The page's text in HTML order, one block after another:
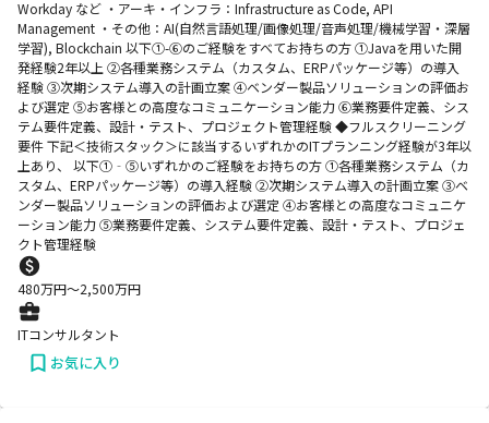
Workday など ・アーキ・インフラ：Infrastructure as Code, API
Management ・その他：AI(自然言語処理/画像処理/音声処理/機械学習・深層
学習), Blockchain 以下①-⑥のご経験をすべてお持ちの方 ①Javaを用いた開
発経験2年以上 ②各種業務システム（カスタム、ERPパッケージ等）の導入
経験 ③次期システム導入の計画立案 ④ベンダー製品ソリューションの評価お
よび選定 ⑤お客様との高度なコミュニケーション能力 ⑥業務要件定義、シス
テム要件定義、設計・テスト、プロジェクト管理経験 ◆フルスクリーニング
要件 下記＜技術スタック＞に該当するいずれかのITプランニング経験が3年以
上あり、 以下①‐⑤いずれかのご経験をお持ちの方 ①各種業務システム（カ
スタム、ERPパッケージ等）の導入経験 ②次期システム導入の計画立案 ③ベ
ンダー製品ソリューションの評価および選定 ④お客様との高度なコミュニケ
ーション能力 ⑤業務要件定義、システム要件定義、設計・テスト、プロジェ
クト管理経験
480万円〜2,500万円
ITコンサルタント
お気に入り